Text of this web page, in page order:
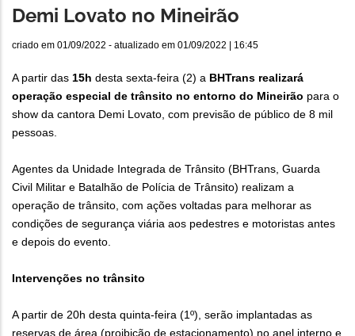
Demi Lovato no Mineirão
criado em 01/09/2022 - atualizado em 01/09/2022 | 16:45
A partir das 15h desta sexta-feira (2) a BHTrans realizará
operação especial de trânsito no entorno do Mineirão para o
show da cantora Demi Lovato, com previsão de público de 8 mil
pessoas.
Agentes da Unidade Integrada de Trânsito (BHTrans, Guarda
Civil Militar e Batalhão de Polícia de Trânsito) realizam a
operação de trânsito, com ações voltadas para melhorar as
condições de segurança viária aos pedestres e motoristas antes
e depois do evento.
Intervenções no trânsito
A partir de 20h desta quinta-feira (1º), serão implantadas as
reservas de área (proibição de estacionamento) no anel interno e